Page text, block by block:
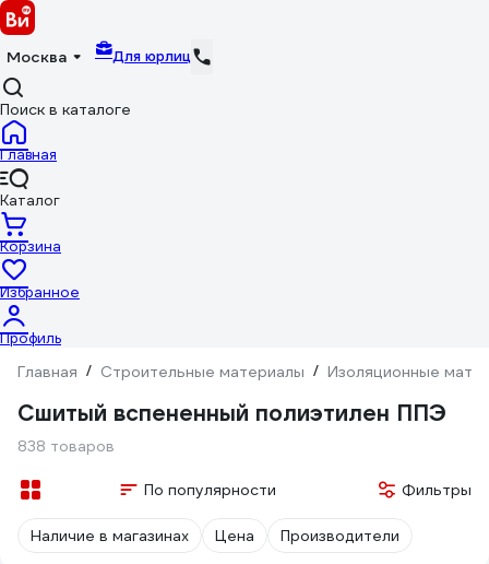
Москва Для юрлиц
Поиск в каталоге
Главная
Каталог
Корзина
Избранное
Профиль
Главная / Строительные материалы / Изоляционные
Сшитый вспененный полиэтилен ППЭ
838 товаров
По популярности Фильтры
Наличие в магазинах Цена Производители